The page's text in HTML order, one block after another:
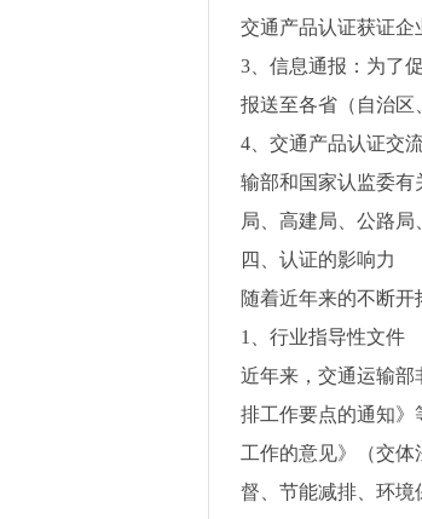
交通产品认证获证企
3 、信息通报：为了
报送至各省（自治区
4 、交通产品认证交
输部和国家认监委有
局、高建局、公路
四、认证的影响力
随着近年来的不断开
1
、行业指导性文件
近年来，交通运输部
排工作要点的通知》
工作的意见》（交体
督、节能减排、环境